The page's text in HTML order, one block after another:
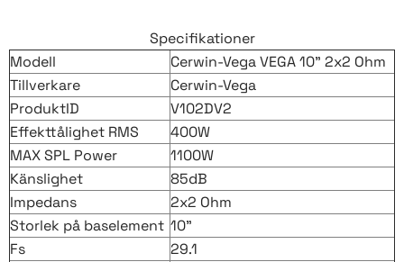
Specifikationer
Modell
Cerwin-Vega VEGA 10" 2x2 Ohm
Tillverkare
Cerwin-Vega
ProduktID
V102DV2
Effekttålighet RMS
400W
MAX SPL Power
1100W
Känslighet
85dB
Impedans
2x2 Ohm
Storlek på baselement 10"
Fs
29.1